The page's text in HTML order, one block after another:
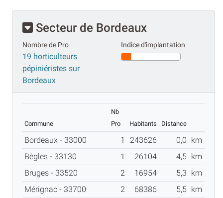
Secteur de Bordeaux
Nombre de Pro
19 horticulteurs
pépiniéristes sur
Bordeaux
Indice d'implantation
Commune
Nb
Pro
Habitants Distance
Bordeaux - 33000 1 243626 0,0
km
Bègles - 33130
1 26104 4,5 km
Bruges - 33520
2 16954 5,3
km
Mérignac - 33700
2 68386 5,5 km